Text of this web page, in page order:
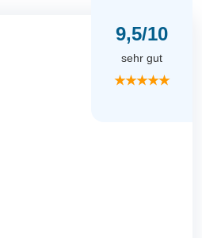
9,5/10
sehr gut
★★★★★